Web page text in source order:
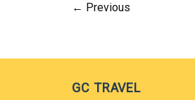
← Previous
GC TRAVEL